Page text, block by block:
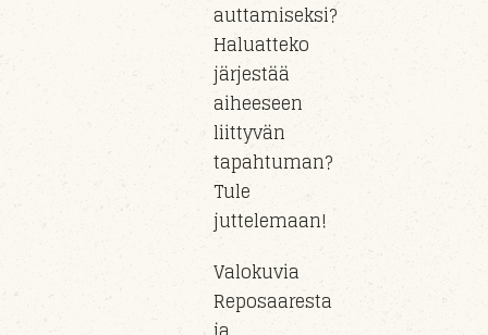
auttamiseksi?
Haluatteko
järjestää
aiheeseen
liittyvän
tapahtuman?
Tule
juttelemaan!
Valokuvia
Reposaaresta